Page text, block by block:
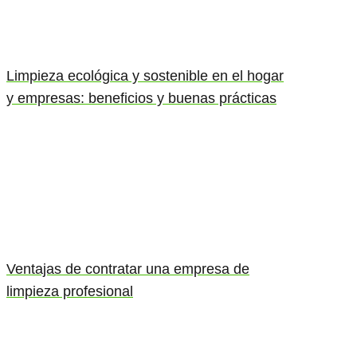
Limpieza ecológica y sostenible en el hogar
y empresas: beneficios y buenas prácticas
Ventajas de contratar una empresa de
limpieza profesional